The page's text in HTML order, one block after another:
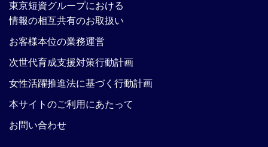
東京短資グループにおける
情報の相互共有のお取扱い
お客様本位の業務運営
次世代育成支援対策行動計画
女性活躍推進法に基づく行動計画
本サイトのご利用にあたって
お問い合わせ